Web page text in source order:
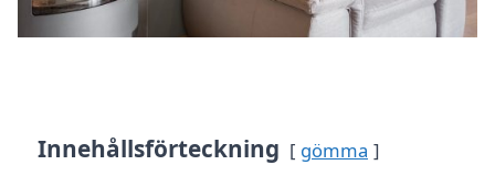
Innehållsförteckning gömma